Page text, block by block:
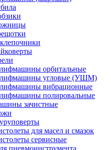
орбитальные
угловые (УШМ)
вибрационные
полировальные
зачистные
для масел и смазок
сервисные
пневмоинструмента